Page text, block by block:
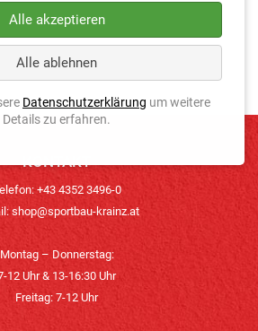
KONTAKT
+43 4352 3496-0
shop@sportbau-krainz.at
Montag – Donnerstag:
12 Uhr & 13-16:30 Uhr
Freitag: 7-12 Uhr
Alle akzeptieren
Alle ablehnen
Datenschutzerklärung um weitere
Details zu erfahren.